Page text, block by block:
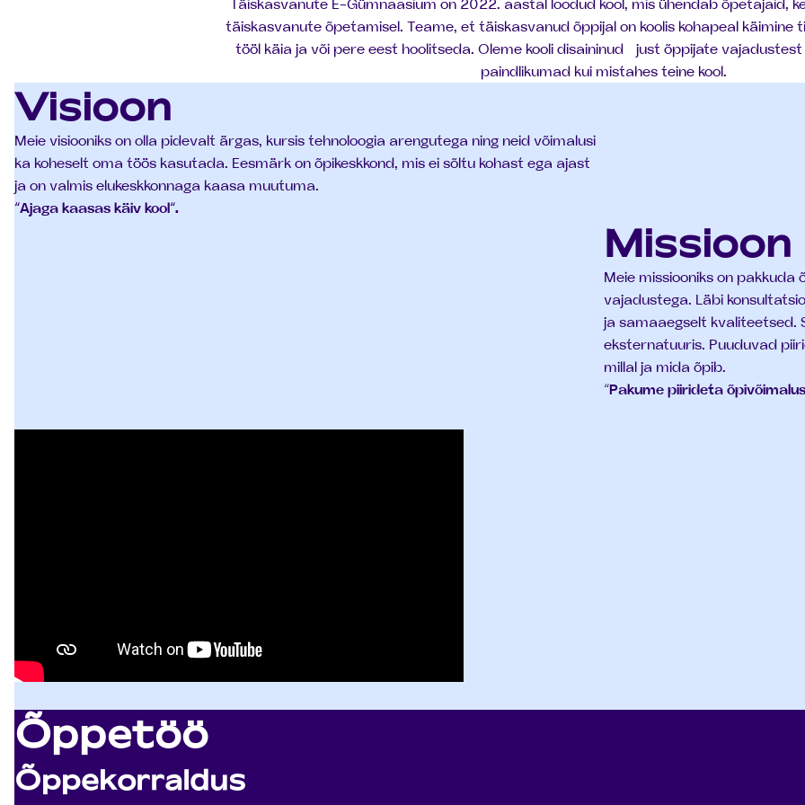
Täiskasvanute E-Gümnaasium on 2022. aastal loodud kool, mis ühendab õpetajaid,
täiskasvanute õpetamisel. Teame, et täiskasvanud õppijal on koolis kohapeal käimine
tööl käia ja või pere eest hoolitseda. Oleme kooli disaininud just õppijate
paindlikumad kui mistahes teine kool.
Visioon
Meie visiooniks on olla pidevalt ärgas, kursis tehnoloogia arengutega ning neid võimalusi
ka koheselt oma töös kasutada. Eesmärk on õpikeskkond, mis ei sõltu kohast ega ajast
ja on valmis elukeskkonnaga kaasa muutuma.
“Ajaga kaasas käiv kool“.
Missioon
Meie missiooniks on
vajadustega. Läbi
ja samaaegselt kvaliteetsed.
eksternatuuris. Puuduvad
millal ja mida õpib.
“Pakume piirideta
Õppetöö
Õppekorraldus